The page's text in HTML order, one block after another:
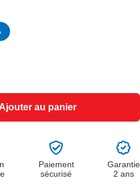
Ajouter au panier
Paiement
sécurisé
Garantie
2 ans